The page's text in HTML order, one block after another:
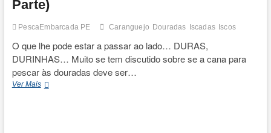
Parte)
PescaEmbarcada PE Caranguejo Douradas Iscadas Iscos
O que lhe pode estar a passar ao lado… DURAS,
DURINHAS… Muito se tem discutido sobre se a cana para
pescar às douradas deve ser…
Ver MaisDicas